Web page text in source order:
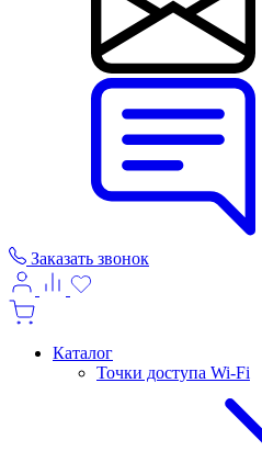
Заказать звонок
Каталог
Точки доступа Wi-Fi